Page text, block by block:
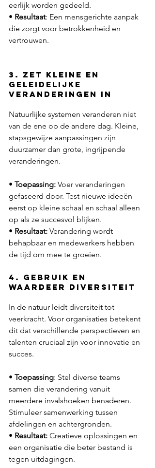
eerlijk worden gedeeld.
• Resultaat: Een mensgerichte aanpak
die zorgt voor betrokkenheid en
vertrouwen.
3. zet kleine en
geleidelijke
veranderingen in
Natuurlijke systemen veranderen niet
van de ene op de andere dag. Kleine,
stapsgewijze aanpassingen zijn
duurzamer dan grote, ingrijpende
veranderingen.
• Toepassing: Voer veranderingen
gefaseerd door. Test nieuwe ideeën
eerst op kleine schaal en schaal alleen
op als ze succesvol blijken.
• Resultaat: Verandering wordt
behapbaar en medewerkers hebben
de tijd om mee te groeien.
4. Gebruik en
waardeer diversiteit
In de natuur leidt diversiteit tot
veerkracht. Voor organisaties betekent
dit dat verschillende perspectieven en
talenten cruciaal zijn voor innovatie en
succes.
• Toepassing: Stel diverse teams
samen die verandering vanuit
meerdere invalshoeken benaderen.
Stimuleer samenwerking tussen
afdelingen en achtergronden.
• Resultaat: Creatieve oplossingen en
een organisatie die beter bestand is
tegen uitdagingen.